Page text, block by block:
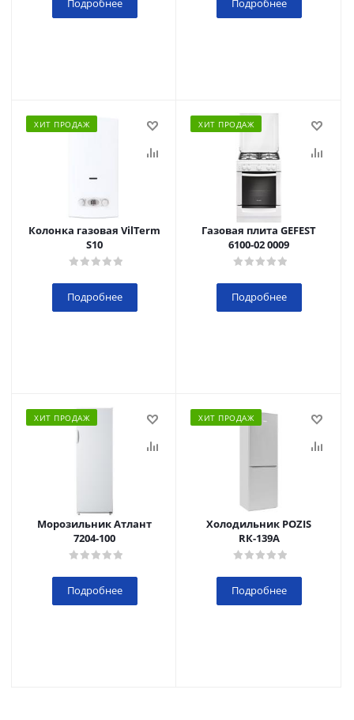
Подробнее Подробнее
ХИТ ПРОДАЖ
Колонка газовая VilTerm
S10
Подробнее
ХИТ ПРОДАЖ
Газовая плита GEFEST
6100-02 0009
Подробнее
ХИТ ПРОДАЖ
Морозильник Атлант
7204-100
Подробнее
ХИТ ПРОДАЖ
Холодильник POZIS
RК-139А
Подробнее